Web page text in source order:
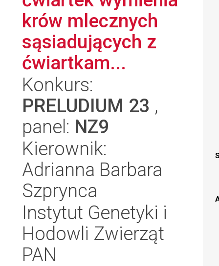
krów mlecznych
sąsiadujących z
ćwiartkam...
Konkurs:
PRELUDIUM 23 ,
panel: NZ9
Kierownik:
Adrianna Barbara
Szprynca
Instytut Genetyki i
Hodowli Zwierząt
PAN